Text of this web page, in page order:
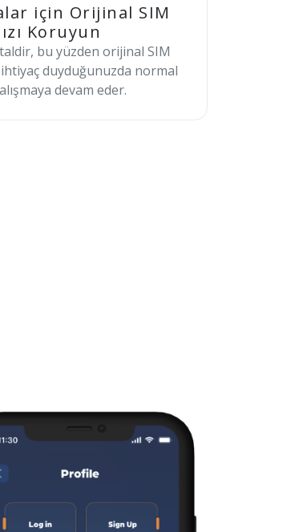
için Orijinal SIM
Koruyun
bu yüzden orijinal SIM
ihtiyaç duyduğunuzda normal
devam eder.